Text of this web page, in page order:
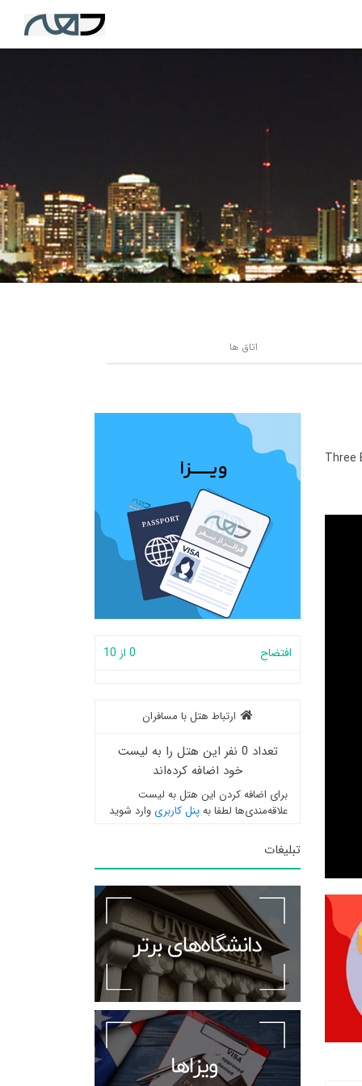
اتاق ها
Three
افتضاح 0 از 10
ارتباط هتل با مسافران
تعداد 0 نفر این هتل را به لیست
خود اضافه کرده‌اند
برای اضافه کردن این هتل به لیست
علاقه‌مندی‌ها لطفا بهپنل کاربری وارد شوید
تبلیغات